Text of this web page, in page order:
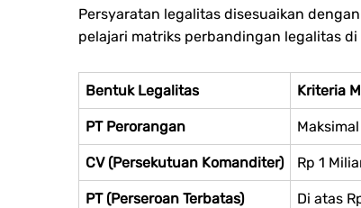
Persyaratan legalitas disesuaikan
pelajari matriks perbandingan legalitas
Bentuk Legalitas Kriteria
PT Perorangan
CV (Persekutuan Komanditer) Rp 1
PT (Perseroan Terbatas) Di atas